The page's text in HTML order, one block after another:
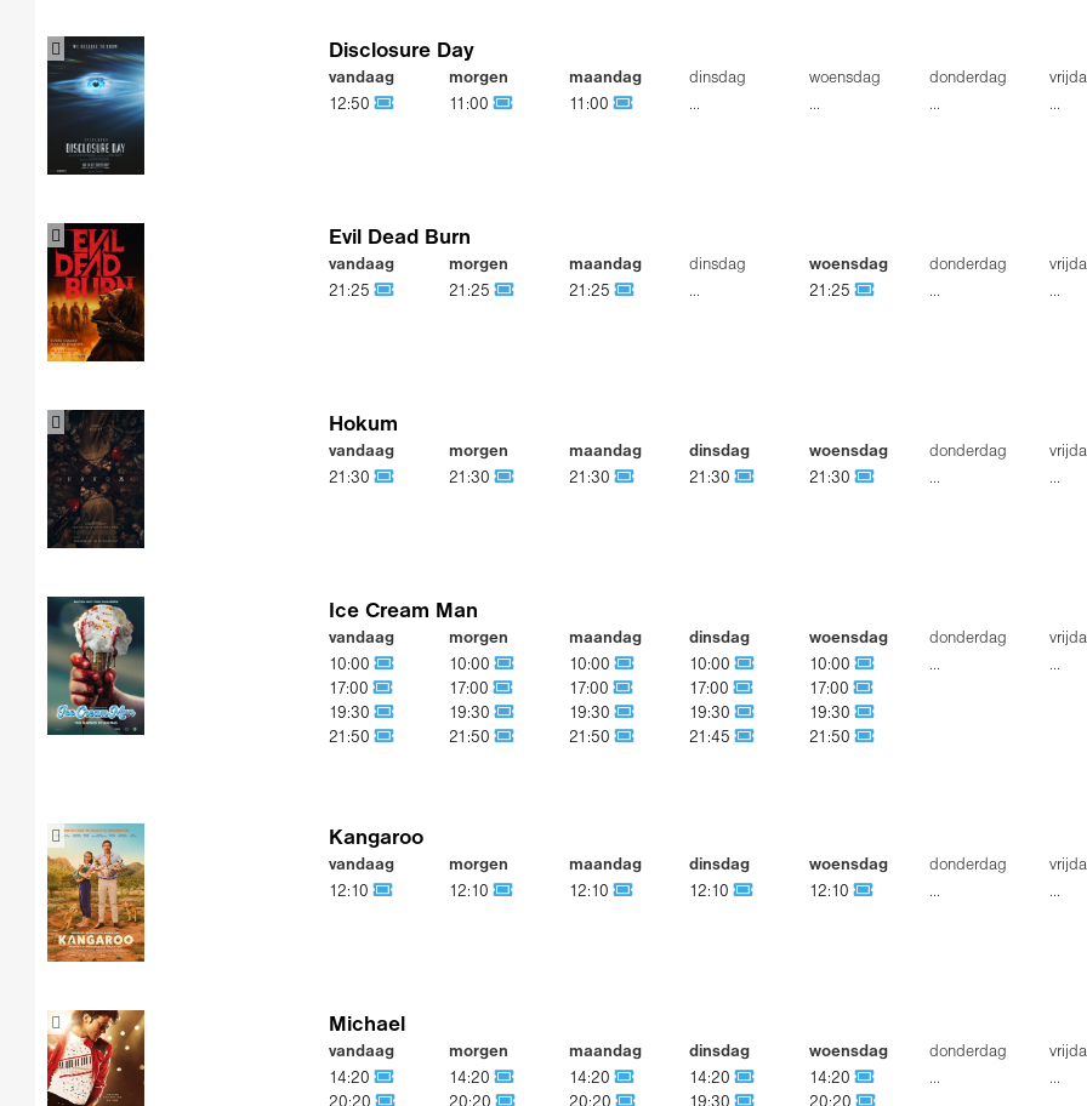
Disclosure Day
vandaag
12:50
morgen
11:00
maandag
11:00
dinsdag
...
woensdag
...
donderdag
...
...
Evil Dead Burn
vandaag
21:25
morgen
21:25
maandag
21:25
dinsdag
...
woensdag
21:25
donderdag
...
...
Hokum
vandaag
21:30
morgen
21:30
maandag
21:30
dinsdag
21:30
woensdag
21:30
donderdag
...
...
Ice Cream Man
vandaag
10:00
17:00
19:30
21:50
morgen
10:00
17:00
19:30
21:50
maandag
10:00
17:00
19:30
21:50
dinsdag
10:00
17:00
19:30
21:45
woensdag
10:00
17:00
19:30
21:50
donderdag
...
...
Kangaroo
vandaag
12:10
morgen
12:10
maandag
12:10
dinsdag
12:10
woensdag
12:10
donderdag
...
...
Michael
vandaag
14:20
20:20
morgen
14:20
20:20
maandag
14:20
20:20
dinsdag
14:20
19:30
woensdag
14:20
20:20
donderdag
...
...